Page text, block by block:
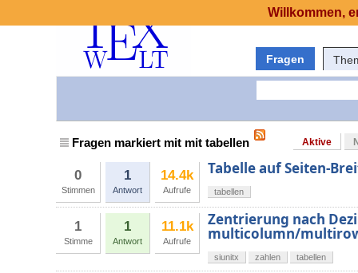
Fragen
Fragen markiert mit mit tabellen Aktive
0
Stimmen
1
Antwort
14.4k
Aufrufe
Tabelle auf Seiten-
tabellen
1
Stimme
1
Antwort
11.1k
Aufrufe
Zentrierung nach
multicolumn/
siunitx zahlen tabellen
Willkommen,